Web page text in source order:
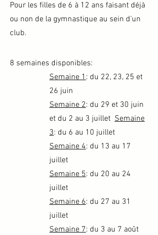
Pour les filles de 6 à 12 ans faisant déjà
ou non de la gymnastique au sein d'un
club.
8 semaines disponibles:
Semaine 1: du 22, 23, 25 et
26 juin
Semaine 2: du 29 et 30 juin
et du 2 au 3 juillet Semaine
3: du 6 au 10 juillet
Semaine 4: du 13 au 17
juillet
Semaine 5: du 20 au 24
juillet
Semaine 6: du 27 au 31
juillet
Semaine 7: du 3 au 7 août